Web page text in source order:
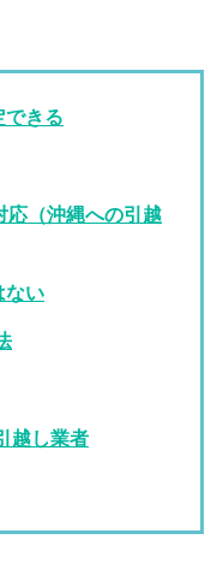
できる
応（沖縄への引越
ない
越し業者